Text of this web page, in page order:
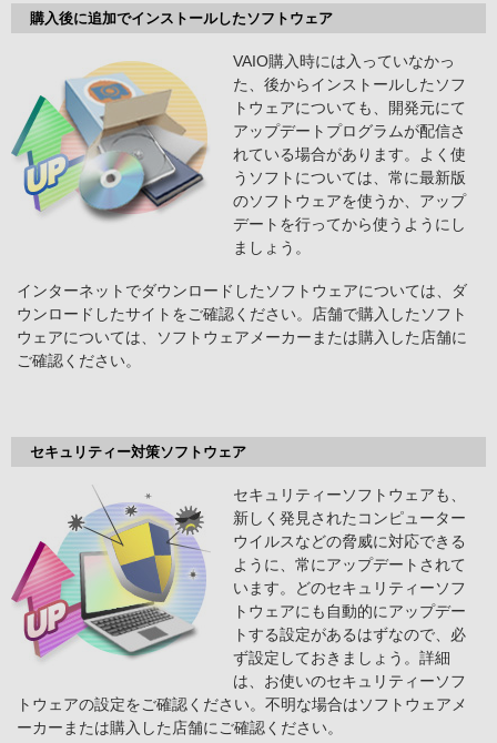
購入後に追加でインストールしたソフトウェア
VAIO購入時には入っていなかっ
た、後からインストールしたソフ
トウェアについても、開発元にて
アップデートプログラムが配信さ
れている場合があります。よく使
うソフトについては、常に最新版
のソフトウェアを使うか、アップ
デートを行ってから使うようにし
ましょう。
インターネットでダウンロードしたソフトウェアについては、ダ
ウンロードしたサイトをご確認ください。店舗で購入したソフト
ウェアについては、ソフトウェアメーカーまたは購入した店舗に
ご確認ください。
セキュリティー対策ソフトウェア
セキュリティーソフトウェアも、
新しく発見されたコンピューター
ウイルスなどの脅威に対応できる
ように、常にアップデートされて
います。どのセキュリティーソフ
トウェアにも自動的にアップデー
トする設定があるはずなので、必
ず設定しておきましょう。詳細
は、お使いのセキュリティーソフ
トウェアの設定をご確認ください。不明な場合はソフトウェアメ
ーカーまたは購入した店舗にご確認ください。